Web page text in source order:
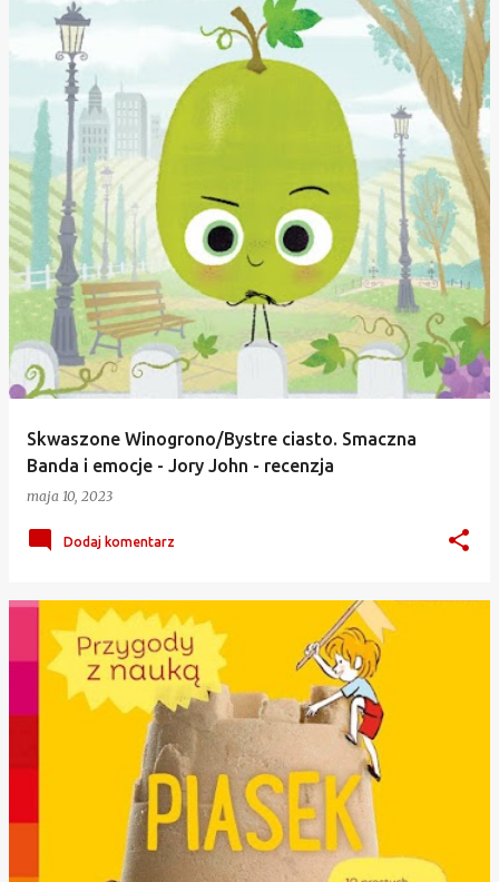
Skwaszone Winogrono/Bystre ciasto. Smaczna
Banda i emocje - Jory John - recenzja
maja 10, 2023
Dodaj komentarz